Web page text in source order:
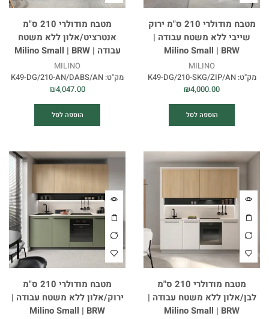
מטבח מודולרי 210 ס"מ ירוק
שייבי ללא משטח עבודה |
Milino Small | BRW
MILINO
מק"ט:K49-DG/210-SKG/ZIP/AN
₪4,000.00
הוספה לסל
מטבח מודולרי 210 ס"מ
אנטרציט/אלון ללא משטח
עבודה | Milino Small | BRW
MILINO
מק"ט: K49-DG/210-AN/DABS/AN
₪4,047.00
הוספה לסל
מטבח מודולרי 210 ס"מ
לבן/אלון ללא משטח עבודה |
Milino Small | BRW
מטבח מודולרי 210 ס"מ
ירוק/אלון ללא משטח עבודה |
Milino Small | BRW